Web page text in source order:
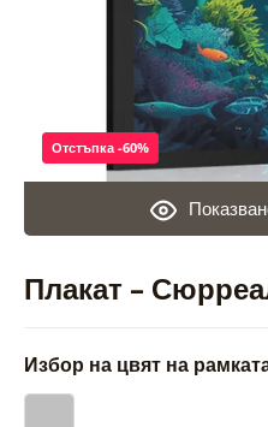
Плакат –
Отстъпка -60%
Избор на цвят на